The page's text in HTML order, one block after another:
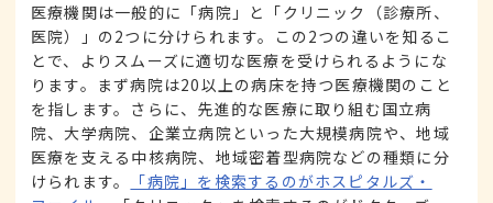
医療機関は一般的に「病院」と「クリニック（診療所、
医院）」の2つに分けられます。この2つの違いを知るこ
とで、よりスムーズに適切な医療を受けられるようにな
ります。まず病院は20以上の病床を持つ医療機関のこと
を指します。さらに、先進的な医療に取り組む国立病
院、大学病院、企業立病院といった大規模病院や、地域
医療を支える中核病院、地域密着型病院などの種類に分
けられます。
「病院」を検索するのがホスピタルズ・